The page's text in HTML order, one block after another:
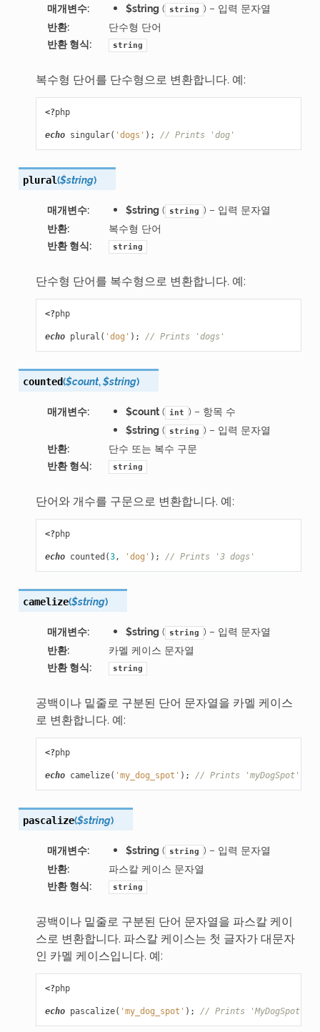
매개변수: $string ( string ) – 입력 문자열
반환:
단수형 단어
반환 형식: string
복수형 단어를 단수형으로 변환합니다. 예:
<?php
echo singular( 'dogs' ); // Prints 'dog'
plural($string)
매개변수: $string ( string ) – 입력 문자열
반환:
복수형 단어
반환 형식: string
단수형 단어를 복수형으로 변환합니다. 예:
<?php
echo plural ( 'dog' ); // Prints 'dogs'
counted($count,$string)
매개변수: $count( int ) – 항목 수
$string ( string ) – 입력 문자열
반환:
단수 또는 복수 구문
반환 형식: string
단어와 개수를 구문으로 변환합니다. 예:
<?php
echo counted (3, 'dog' ); // Prints '3 dogs'
camelize($string)
매개변수: $string ( string ) – 입력 문자열
반환:
카멜 케이스 문자열
반환 형식: string
공백이나 밑줄로 구분된 단어 문자열을 카멜 케이스
로 변환합니다. 예:
<?php
echo camelize( 'my_dog_spot' ); // Prints 'myDogSpot'
pascalize($string)
매개변수: $string ( string ) – 입력 문자열
반환:
파스칼 케이스 문자열
반환 형식: string
공백이나 밑줄로 구분된 단어 문자열을 파스칼 케이
스로 변환합니다. 파스칼 케이스는 첫 글자가 대문자
인 카멜 케이스입니다. 예:
<?php
echo pascalize( 'my_dog_spot' ); // Prints 'MyDogSpot'